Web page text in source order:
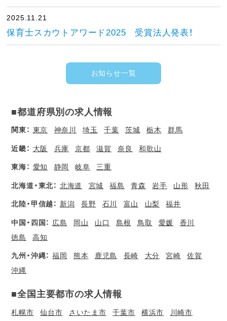
2025.11.21
保育士スカウトアワード2025 受賞法人発表！
お知らせ一覧
■都道府県別の求人情報
関東： 東京 神奈川 埼玉 千葉 茨城 栃木 群馬
近畿： 大阪 兵庫 京都 滋賀 奈良 和歌山
東海： 愛知 静岡 岐阜 三重
北海道・東北： 北海道 宮城 福島 青森 岩手 山形 秋田
北陸・甲信越： 新潟 長野 石川 富山 山梨 福井
中国・四国： 広島 岡山 山口 島根 鳥取 愛媛
香川
徳島
高知
九州・沖縄： 福岡 熊本 鹿児島 長崎 大分 宮崎
佐賀
沖縄
■全国主要都市の求人情報
札幌市 仙台市 さいたま市 千葉市 横浜市
川崎市